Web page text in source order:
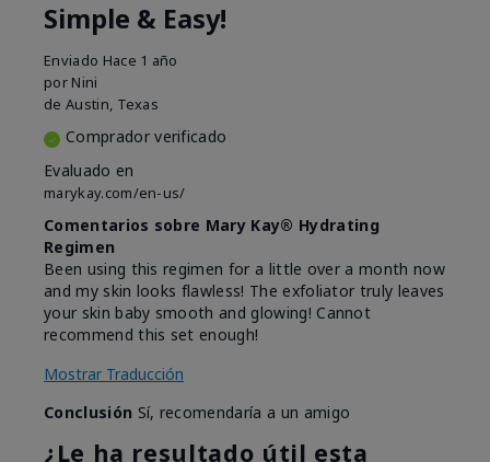
Simple & Easy!
Enviado Hace 1 año
por Nini
de Austin, Texas
Comprador verificado
Evaluado en
marykay.com/en-us/
Comentarios sobre Mary Kay® Hydrating
Regimen
Been using this regimen for a little over a month now
and my skin looks flawless! The exfoliator truly leaves
your skin baby smooth and glowing! Cannot
recommend this set enough!
Mostrar Traducción
Conclusión Sí, recomendaría a un amigo
¿Le ha resultado útil esta